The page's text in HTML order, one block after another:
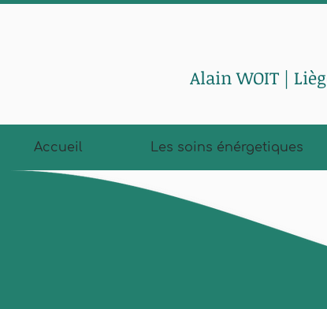
Alain WOIT |
Accueil Les soins énérgetiques